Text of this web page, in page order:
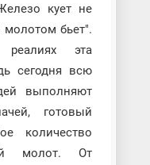
кует не
молотом бьет".
эта
сегодня всю
выполняют
готовый
количество
молот. От